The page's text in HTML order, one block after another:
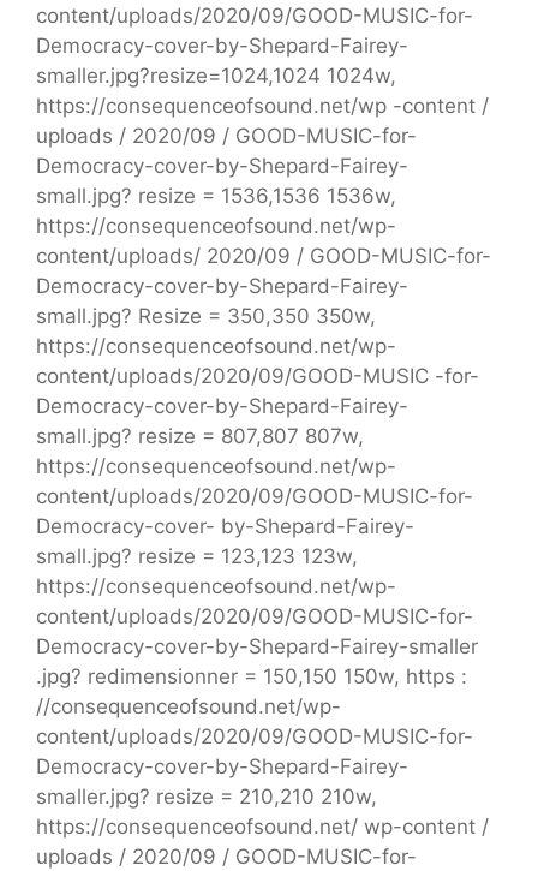
content/uploads/2020/09/GOOD-MUSIC-for-
Democracy-cover-by-Shepard-Fairey-
smaller.jpg?resize=1024,1024 1024w,
https://consequenceofsound.net/wp -content /
uploads / 2020/09 / GOOD-MUSIC-for-
Democracy-cover-by-Shepard-Fairey-
small.jpg? resize = 1536,1536 1536w,
https://consequenceofsound.net/wp-
content/uploads/ 2020/09 / GOOD-MUSIC-for-
Democracy-cover-by-Shepard-Fairey-
small.jpg? Resize = 350,350 350w,
https://consequenceofsound.net/wp-
content/uploads/2020/09/GOOD-MUSIC -for-
Democracy-cover-by-Shepard-Fairey-
small.jpg? resize = 807,807 807w,
https://consequenceofsound.net/wp-
content/uploads/2020/09/GOOD-MUSIC-for-
Democracy-cover- by-Shepard-Fairey-
small.jpg? resize = 123,123 123w,
https://consequenceofsound.net/wp-
content/uploads/2020/09/GOOD-MUSIC-for-
Democracy-cover-by-Shepard-Fairey-smaller
.jpg? redimensionner = 150,150 150w, https :
//consequenceofsound.net/wp-
content/uploads/2020/09/GOOD-MUSIC-for-
Democracy-cover-by-Shepard-Fairey-
smaller.jpg? resize = 210,210 210w,
https://consequenceofsound.net/ wp-content /
uploads / 2020/09 / GOOD-MUSIC-for-